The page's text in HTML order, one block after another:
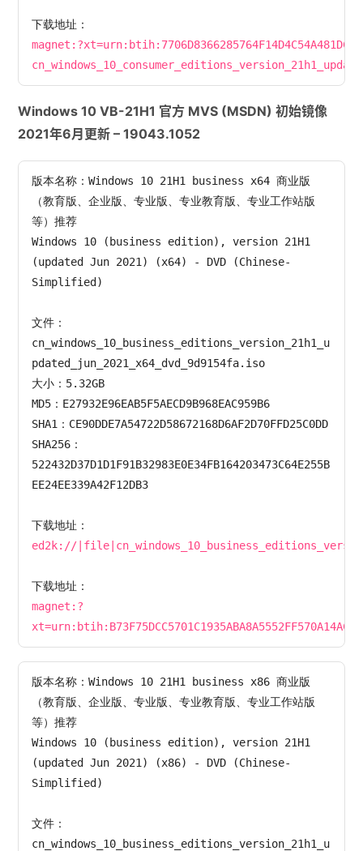
Windows 10 VB-21H1 官方 MVS (MSDN) 初始镜像
2021年6月更新 – 19043.1052
版本名称：Windows 10 21H1 business x64 商业版
（教育版、企业版、专业版、专业教育版、专业工作站版
等）推荐
Windows 10 (business edition), version 21H1
(updated Jun 2021) (x64) - DVD (Chinese-
Simplified)
文件：
cn_windows_10_business_editions_version_21h1_u
pdated_jun_2021_x64_dvd_9d9154fa.iso
大小：5.32GB
MD5：E27932E96EAB5F5AECD9B968EAC959B6
SHA1：CE90DDE7A54722D58672168D6AF2D70FFD25C0DD
SHA256：
522432D37D1D1F91B32983E0E34FB164203473C64E255B
EE24EE339A42F12DB3
下载地址：
ed2k://
下载地址：
magnet:?
版本名称：Windows 10 21H1 business x86 商业版
（教育版、企业版、专业版、专业教育版、专业工作站版
等）推荐
Windows 10 (business edition), version 21H1
(updated Jun 2021) (x86) - DVD (Chinese-
Simplified)
文件：
cn_windows_10_business_editions_version_21h1_u